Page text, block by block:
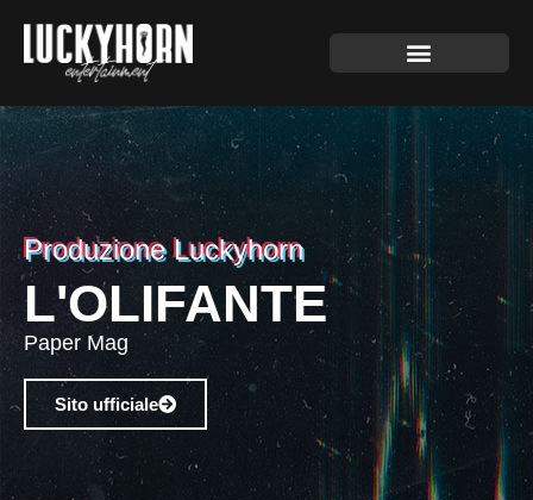
Produzione Luckyhorn
L'OLIFANTE
Paper Mag
Sito ufficiale